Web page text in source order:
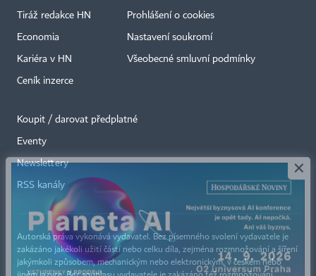
Tiráž redakce HN
Economia
Kariéra v HN
Ceník inzerce
Prohlášení o cookies
Nastavení soukromí
Všeobecné smluvní podmínky
Koupit / darovat předplatné
Eventy
Newslettery
RSS kanály
Autorská práva vykonává vydavatel. Bez písemného svolení vydavatele je
zakázáno jakékoli užití částí nebo celku díla, zejména rozmnožování a šíření
jakýmkoli způsobem, mechanickým nebo elektronickým, v českém nebo